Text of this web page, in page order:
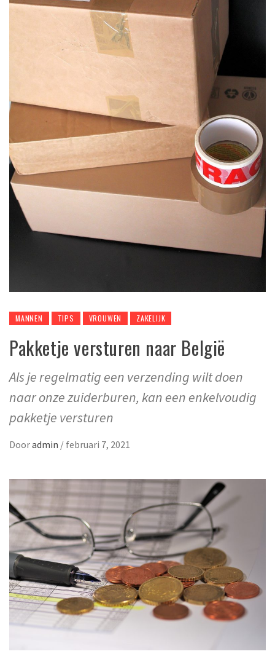
MANNEN TIPS VROUWEN ZAKELIJK
Pakketje versturen naar België
Als je regelmatig een verzending wilt doen
naar onze zuiderburen, kan een enkelvoudig
pakketje versturen
Dooradmin / februari 7, 2021